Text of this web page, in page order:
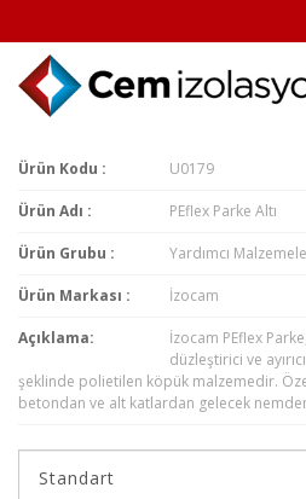
Ürün Kodu : U0179
Ürün Adı : PEflex Parke Altı
Ürün Grubu : Yardımcı
Ürün Markası : İzocam
Açıklama:
İzocam PEflex
düzleştirici ve
şeklinde polietilen köpük malzemedir.
betondan ve alt katlardan gelecek